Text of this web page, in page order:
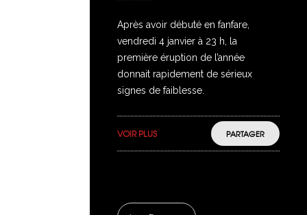
Après avoir débuté en fanfare,
vendredi 4 janvier à 23 h, la
première éruption de l’année
donnait rapidement de sérieux
signes de faiblesse.
VOIR PLUS PARTAGER